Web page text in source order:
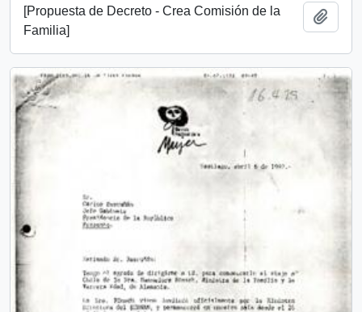
[Propuesta de Decreto - Crea Comisión de la
Familia]